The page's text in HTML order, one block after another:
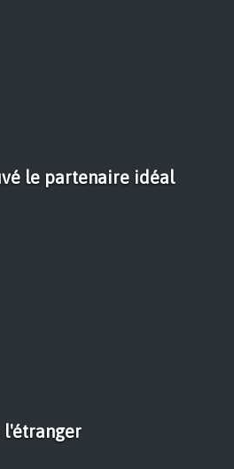
le partenaire idéal
l'étranger